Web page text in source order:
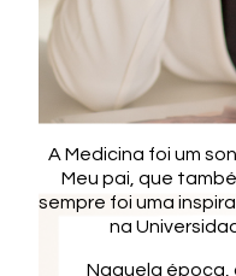
A Medicina foi um
Meu pai, que
sempre foi uma
na
Naquela época,